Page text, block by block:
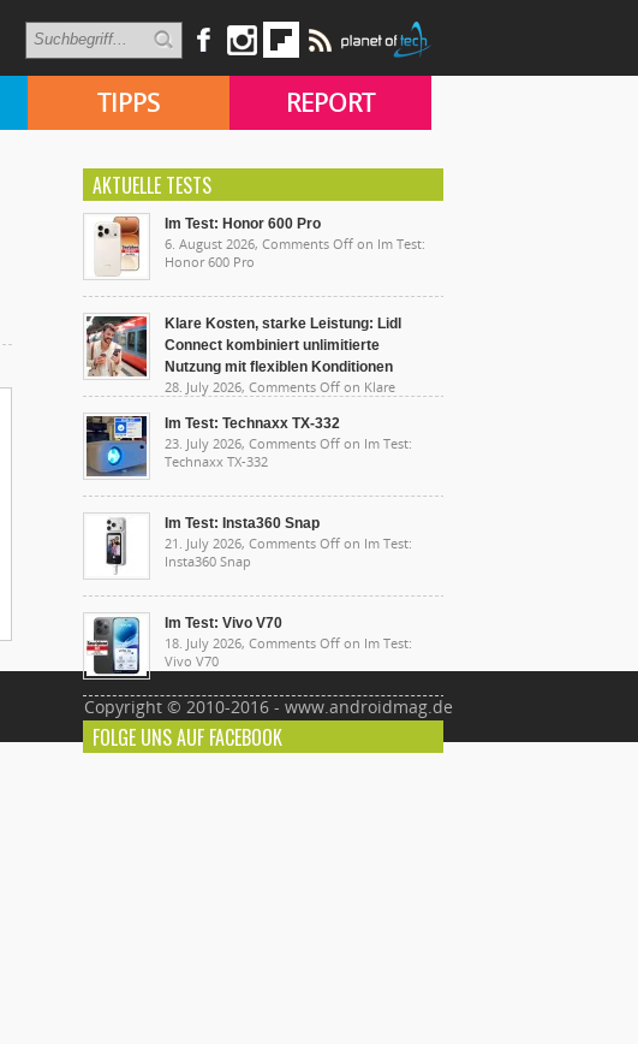
TIPPS REPORT
AKTUELLE TESTS
Im Test: Honor 600 Pro
6. August 2026, Comments Off on Im Test:
Honor 600 Pro
Klare Kosten, starke Leistung: Lidl
Connect kombiniert unlimitierte
Nutzung mit flexiblen Konditionen
28. July 2026, Comments Off on Klare
unlimitierte Nutzung mit flexiblen Konditionen
Im Test: Technaxx TX-332
23. July 2026, Comments Off on Im Test:
Technaxx TX-332
Im Test: Insta360 Snap
21. July 2026, Comments Off on Im Test:
Insta360 Snap
Im Test: Vivo V70
18. July 2026, Comments Off on Im Test:
Vivo V70
FOLGE UNS AUF FACEBOOK
Copyright © 2010-2016 - www.androidmag.de